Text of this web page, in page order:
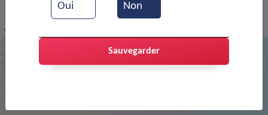
VIE MUNICIPALE > Ressources documentaires
Affiche : Festival d'un jour
Oui Non
Sauvegarder